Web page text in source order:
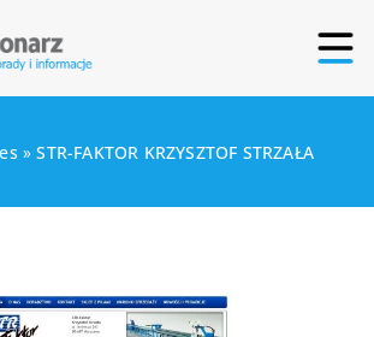
»STR-FAKTOR KRZYSZTOF STRZAŁA